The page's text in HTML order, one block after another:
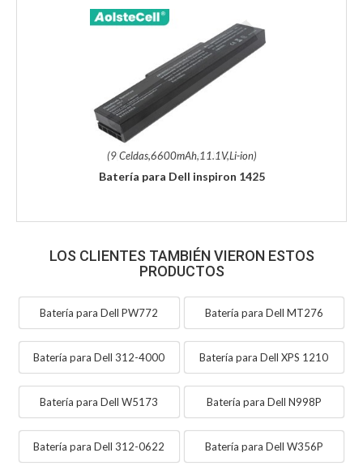
(9 Celdas,6600mAh,11.1V,Li-ion)
Batería para Dell inspiron 1425
LOS CLIENTES TAMBIÉN VIERON ESTOS
PRODUCTOS
Batería para Dell PW772 Batería para Dell MT276
Batería para Dell 312-4000 Batería para Dell XPS 1210
Batería para Dell W5173 Batería para Dell N998P
Batería para Dell 312-0622 Batería para Dell W356P